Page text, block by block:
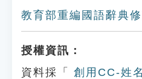
教育部重編國語辭典
授權資訊：
資料採「
創用CC-姓